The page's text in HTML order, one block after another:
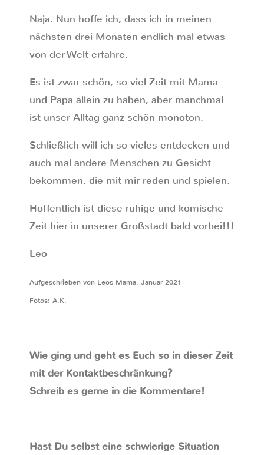
Naja. Nun hoffe ich, dass ich in meinen
nächsten drei Monaten endlich mal etwas
von der Welt erfahre.
Es ist zwar schön, so viel Zeit mit Mama
und Papa allein zu haben, aber manchmal
ist unser Alltag ganz schön monoton.
Schließlich will ich so vieles entdecken und
auch mal andere Menschen zu Gesicht
bekommen, die mit mir reden und spielen.
Hoffentlich ist diese ruhige und komische
Zeit hier in unserer Großstadt bald vorbei!!!
Leo
Aufgeschrieben von Leos Mama, Januar 2021
Fotos: A.K.
Wie ging und geht es Euch so in dieser Zeit
mit der Kontaktbeschränkung?
Schreib es gerne in die Kommentare!
Hast Du selbst eine schwierige Situation